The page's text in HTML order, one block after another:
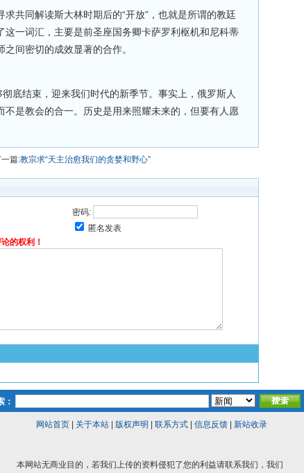
共同解读斯大林时期后的“开放”，也就是所谓的教廷
这一词汇，主要是前圣座国务卿卡萨罗利枢机和尼科蒂
间密切的成效显著的合作。
底结束，迎来我们时代的新季节。事实上，俄罗斯人
不是教会的合一。历史是用来照耀未来的，但要有人愿
篇:教宗求“天主治愈我们的贪婪和野心”
密码:
匿名发表
的权利！
：
网站首页| 关于本站| 版权声明 联系方式| 信息反馈| 新站收录
本网站无商业目的，若我们上传的资料侵犯了您的利益请联系我们，我们